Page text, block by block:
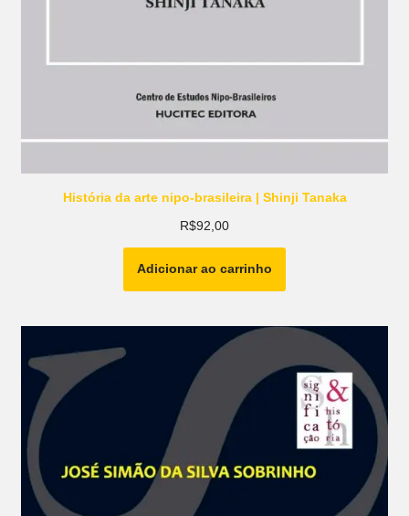
História da arte nipo-brasileira | Shinji Tanaka
R$92,00
Adicionar ao carrinho